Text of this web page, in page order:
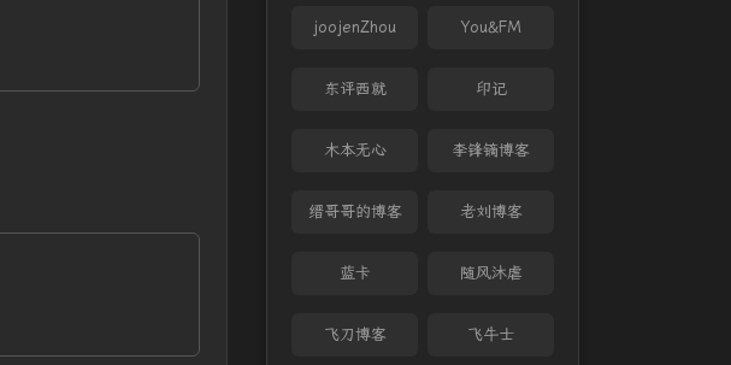
joojenZhou You&FM
东评西就 印记
木本无心 李锋镝博客
缙哥哥的博客 老刘博客
蓝卡 随风沐虐
飞刀博客 飞牛士